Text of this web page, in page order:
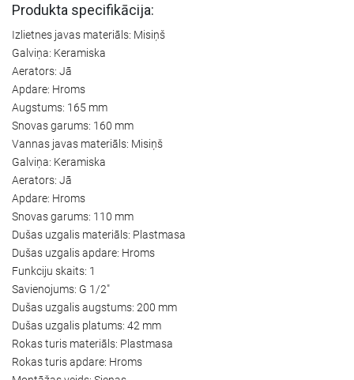
Produkta specifikācija:
Izlietnes javas materiāls: Misiņš
Galviņa: Keramiska
Aerators: Jā
Apdare: Hroms
Augstums: 165 mm
Snovas garums: 160 mm
Vannas javas materiāls: Misiņš
Galviņa: Keramiska
Aerators: Jā
Apdare: Hroms
Snovas garums: 110 mm
Dušas uzgalis materiāls: Plastmasa
Dušas uzgalis apdare: Hroms
Funkciju skaits: 1
Savienojums: G 1/2"
Dušas uzgalis augstums: 200 mm
Dušas uzgalis platums: 42 mm
Rokas turis materiāls: Plastmasa
Rokas turis apdare: Hroms